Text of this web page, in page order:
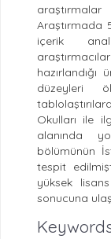
Araştırmada
içerik
düzeyleri
Okulları ile
alanında
bölümünün
tespit
yüksek
sonucuna